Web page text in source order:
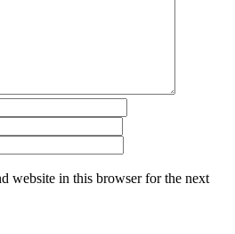
website in this browser for the next